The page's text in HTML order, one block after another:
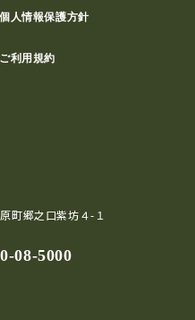
個人情報保護方針
ご利用規約
町郷之口紫坊４-１
08-5000